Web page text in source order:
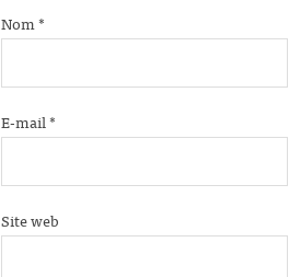
Nom*
E-mail*
Site web